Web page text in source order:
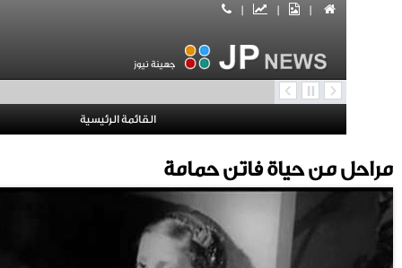
|
|
جهينة نيوز
القائمة الرئيسية
من حياة فاتن حمامة